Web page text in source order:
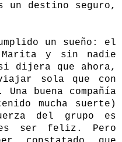
un destino seguro,
un sueño: el
y sin nadie
dijera que ahora,
sola que con
buena compañía
mucha suerte)
del grupo es
es ser feliz. Pero